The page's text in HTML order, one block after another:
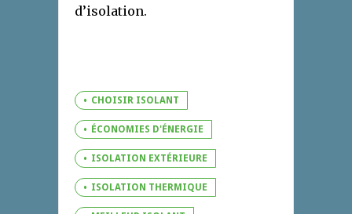
d’isolation.
CHOISIR ISOLANT
ÉCONOMIES D'ÉNERGIE
ISOLATION EXTÉRIEURE
ISOLATION THERMIQUE